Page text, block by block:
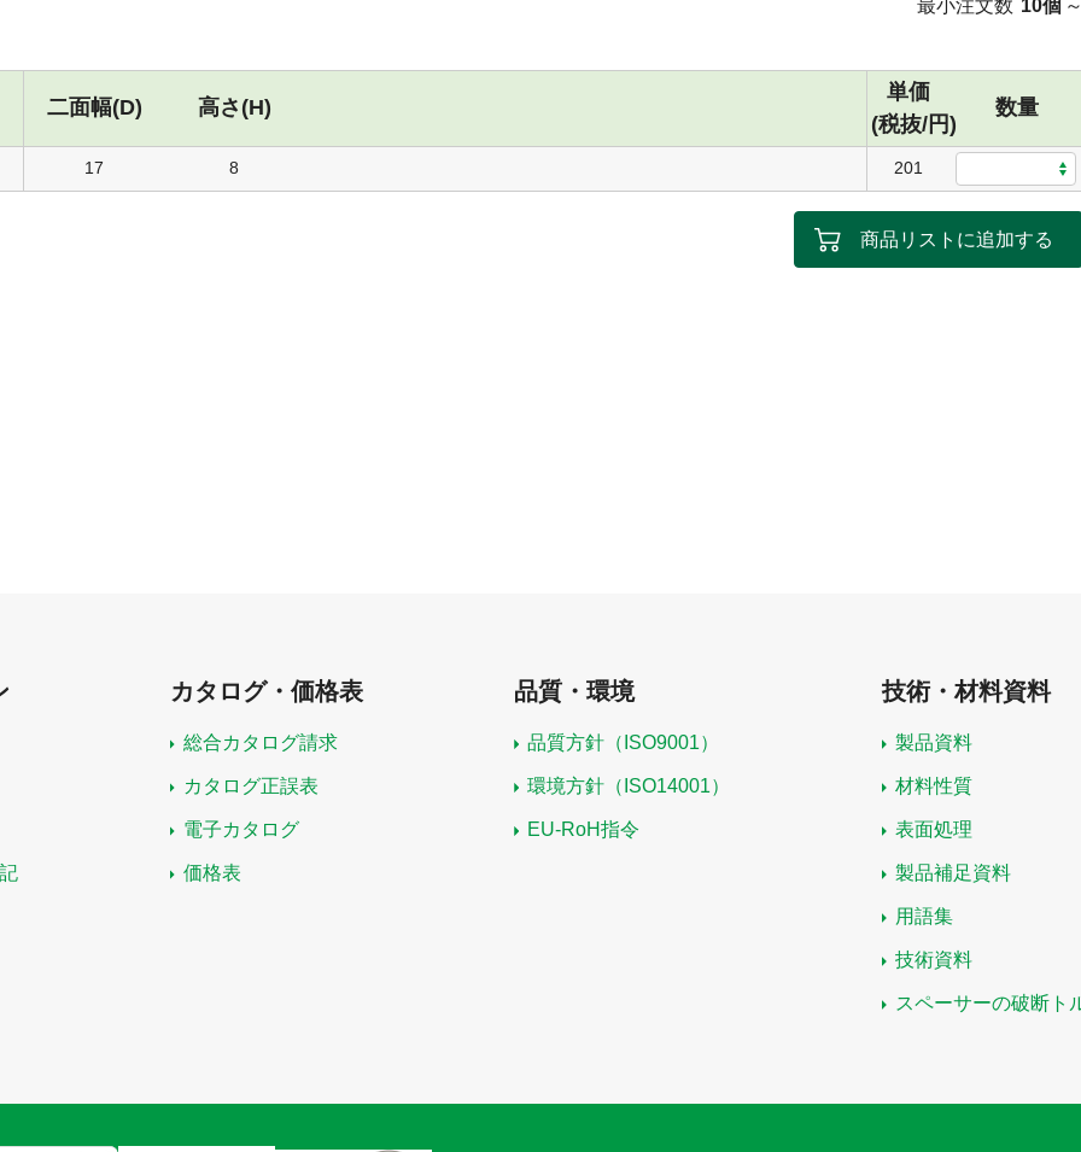
最小注文数 10個
二面幅(D) 高さ(H)
単価
(税抜/円)
数量
17 8 201
商品リストに追加する
カタログ・価格表
総合カタログ請求
カタログ正誤表
電子カタログ
価格表
品質・環境
品質方針（ISO9001）
環境方針（ISO14001）
EU-RoH指令
技術・材料資料
製品資料
材料性質
表面処理
製品補足資料
用語集
技術資料
スペーサーの破断ト